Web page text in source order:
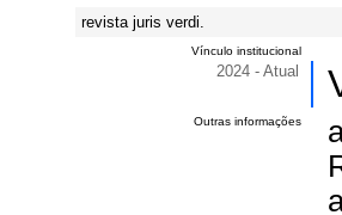
revista juris verdi.
Vínculo institucional
2024 - Atual
Outras informações